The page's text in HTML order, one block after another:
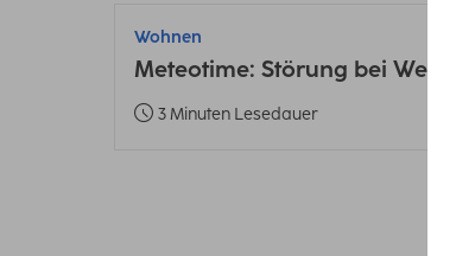
Wohnen
Meteotime: Störung bei
3 Minuten Lesedauer